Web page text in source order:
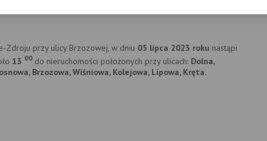
Zdroju przy ulicy Brzozowej, w dniu 05 lipca 2023 roku nastąpi
13 00 do nieruchomości położonych przy ulicach: Dolna,
Brzozowa, Wiśniowa, Kolejowa, Lipowa, Kręta.